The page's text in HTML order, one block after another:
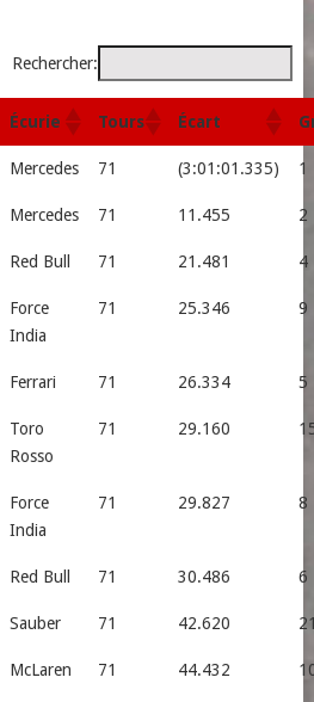
Rechercher:
Écurie Tours Écart
Mercedes 71 (3:01:01.335) 1
Mercedes 71 11.455 2
Red Bull 71 21.481 4
Force
India
71 25.346 9
Ferrari 71 26.334 5
Toro
Rosso
71 29.160
Force
India
71 29.827 8
Red Bull 71 30.486 6
Sauber 71 42.620
McLaren 71 44.432